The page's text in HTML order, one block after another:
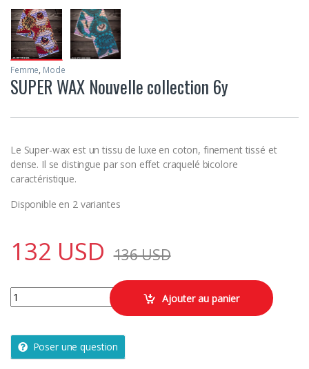
Femme, Mode
SUPER WAX Nouvelle collection 6y
Le Super-wax est un tissu de luxe en coton, finement tissé et
dense. Il se distingue par son effet craquelé bicolore
caractéristique.
Disponible en 2 variantes
132 USD 136USD
SUPER WAX Nouvelle collection 6y quantityAjouter au panier
Poser une question